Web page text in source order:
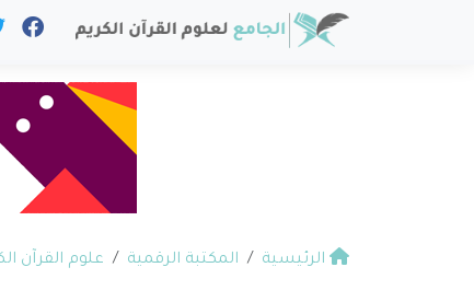
الرئيسية المكتبة الرقمية علوم القرآن